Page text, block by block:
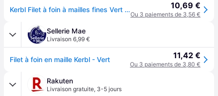
Kerbl Filet à foin à mailles fines Vert Taille Unique 10,69 €
Ou 3 paiements de 3,56 €
Sellerie Mae
Livraison 6,99 €
Filet à foin en maille Kerbl - Vert 11,42 €
Ou 3 paiements de 3,80 €
Rakuten
Livraison gratuite, 3-5 jours